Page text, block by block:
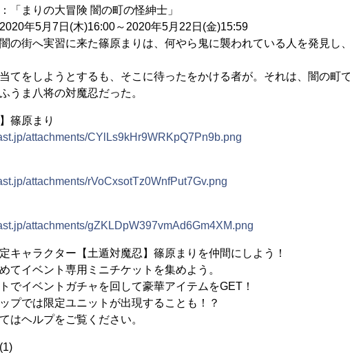
「まりの大冒険 闇の町の怪紳士」
年5月7日(木)16:00～2020年5月22日(金)15:59
の街へ実習に来た篠原まりは、何やら鬼に襲われている人を発見し
てをしようとするも、そこに待ったをかける者が。それは、闇の町
うま八将の対魔忍だった。
篠原まり
attachments/CYlLs9kHr9WRKpQ7Pn9b.png
attachments/rVoCxsotTz0WnfPut7Gv.png
attachments/gZKLDpW397vmAd6Gm4XM.png
キャラクター【土遁対魔忍】篠原まりを仲間にしよう！
てイベント専用ミニチケットを集めよう。
でイベントガチャを回して豪華アイテムをGET！
プでは限定ユニットが出現することも！？
はヘルプをご覧ください。